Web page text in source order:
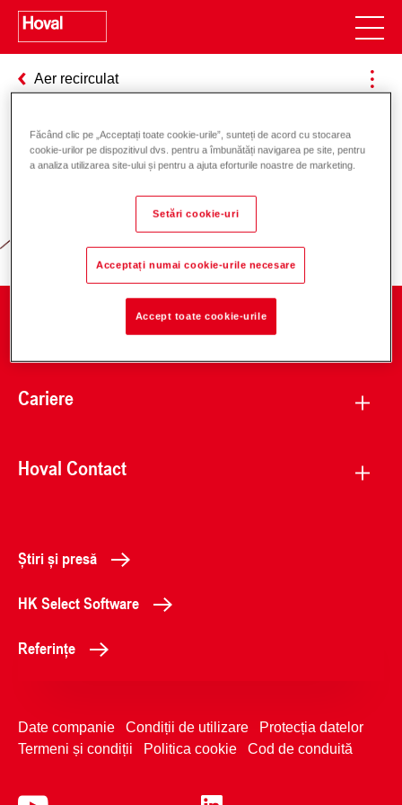
Aer recirculat
Responsabilitate pentru energie și
mediu
Cariere
Hoval Contact
Știri și presă
HK Select Software
Referințe
Date companie Condiții de utilizare
Protecția datelor
Termeni și condiții
Politica cookie Cod de conduită
Făcând clic pe „Acceptați toate cookie-urile”, sunteți de acord cu stocarea
cookie-urilor pe dispozitivul dvs. pentru a îmbunătăți navigarea pe site, pentru
a analiza utilizarea site-ului și pentru a ajuta eforturile noastre de marketing.
Setări cookie-uri
Acceptați numai cookie-urile necesare
Accept toate cookie-urile